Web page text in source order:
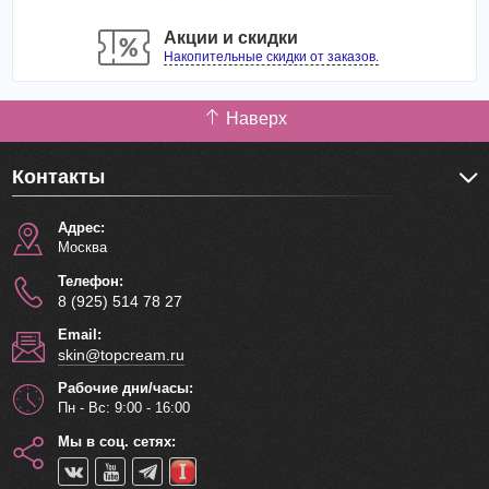
Акции и скидки
Накопительные скидки от заказов.
Наверх
Контакты
Адрес:
Москва
Телефон:
8 (925) 514 78 27
Email:
skin@topcream.ru
Рабочие дни/часы:
Пн - Вс: 9:00 - 16:00
Мы в соц. сетях: